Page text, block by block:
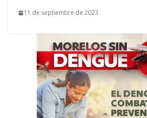
11 de septiembre de 2023